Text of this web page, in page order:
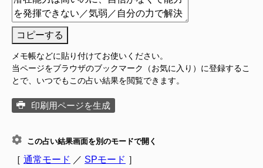
コピーする
メモ帳などに貼り付けてお使いください。
当ページをブラウザのブックマーク（お気に入り）に登録するこ
とで、いつでもこの占い結果を閲覧できます。
印刷用ページを生成
この占い結果画面を別のモードで開く
［ 通常モード ／ SPモード ］